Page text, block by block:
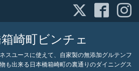
箱崎町ビンチェ
スユースに使えて、自家製の無添加グルテンフ
も出来る日本橋箱崎町の裏通りのダイニングス